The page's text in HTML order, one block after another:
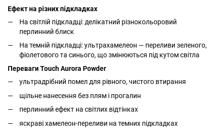
Ефект на різних підкладках
На світлій підкладці: делікатний різнокольоровий
перлинний блиск
На темній підкладці: ультрахамелеон — переливи зеленого,
фіолетового та синього, що змінюються під кутом світла
Переваги Touch Aurora Powder
ультрадрібний помел для рівного, чистого втирання
щільне нанесення без плям і прогалин
перлинний ефект на світлих відтінках
яскраві хамелеон-переливи на темних підкладках